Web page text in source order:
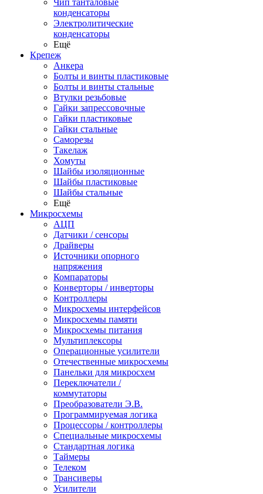
Чип танталовые
конденсаторы
Электролитические
конденсаторы
Ещё
Крепеж
Анкера
Болты и винты пластиковые
Болты и винты стальные
Втулки резьбовые
Гайки запрессовочные
Гайки пластиковые
Гайки стальные
Саморезы
Такелаж
Хомуты
Шайбы изоляционные
Шайбы пластиковые
Шайбы стальные
Ещё
Микросхемы
АЦП
Датчики / сенсоры
Драйверы
Источники опорного
напряжения
Компараторы
Конверторы / инверторы
Контроллеры
Микросхемы интерфейсов
Микросхемы памяти
Микросхемы питания
Мультиплексоры
Операционные усилители
Отечественные микросхемы
Панельки для микросхем
Переключатели /
коммутаторы
Преобразователи Э.В.
Программируемая логика
Процессоры / контроллеры
Специальные микросхемы
Стандартная логика
Таймеры
Телеком
Трансиверы
Усилители